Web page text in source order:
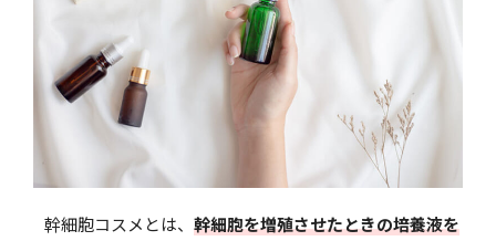
幹細胞コスメとは、 幹細胞を増殖させたときの培養液を